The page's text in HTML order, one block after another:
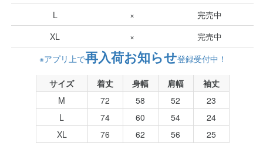
L
×
完売中
XL
×
完売中
※アプリ上で再入荷お知らせ登録受付中！
サイズ 着丈 身幅 肩幅
袖丈
M
72 58 52
23
L
74 60 54
24
XL
76 62 56 25